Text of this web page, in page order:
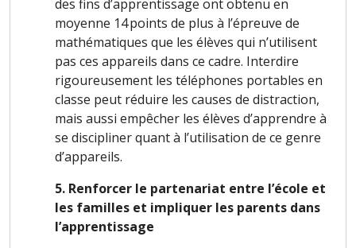
des fins d’apprentissage ont obtenu en
moyenne 14 points de plus à l’épreuve de
mathématiques que les élèves qui n’utilisent
pas ces appareils dans ce cadre. Interdire
rigoureusement les téléphones portables en
classe peut réduire les causes de distraction,
mais aussi empêcher les élèves d’apprendre à
se discipliner quant à l’utilisation de ce genre
d’appareils.
5. Renforcer le partenariat entre l’école et
les familles et impliquer les parents dans
l’apprentissage